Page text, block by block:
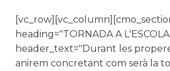
heading="TORNADA A
header_text="Durant les
anirem concretant com serà la